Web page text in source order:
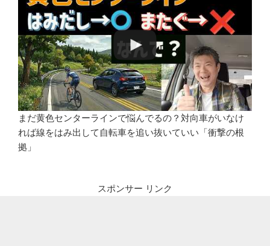
まだ黄色センターラインで悩んでるの？対向車がいなけ
れば線をはみ出して自転車を追い抜いていい「衝撃の根
拠」
スポンサー リンク